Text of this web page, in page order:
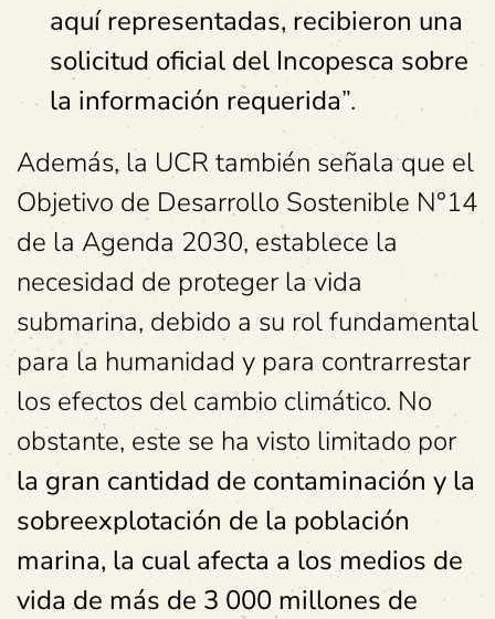
aquí representadas, recibieron una
solicitud oficial del Incopesca sobre
la información requerida”.
Además, la UCR también señala que el
Objetivo de Desarrollo Sostenible N°14
de la Agenda 2030, establece la
necesidad de proteger la vida
submarina, debido a su rol fundamental
para la humanidad y para contrarrestar
los efectos del cambio climático. No
obstante, este se ha visto limitado por
la gran cantidad de contaminación y la
sobreexplotación de la población
marina, la cual afecta a los medios de
vida de más de 3 000 millones de